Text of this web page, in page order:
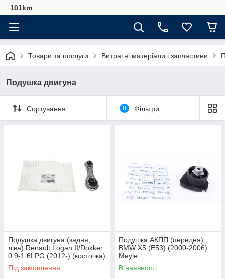
101km
Товари та послуги Витратні матеріали і запчастини
Подушка двигуна
Сортування 0 Фільтри
Подушка двигуна (задня,
ліва) Renault Logan II/Dokker
0.9-1.6LPG (2012-) (косточка)
Hutchinson
Під замовлення
Подушка АКПП (передня)
BMW X5 (E53) (2000-2006)
Meyle
В наявності